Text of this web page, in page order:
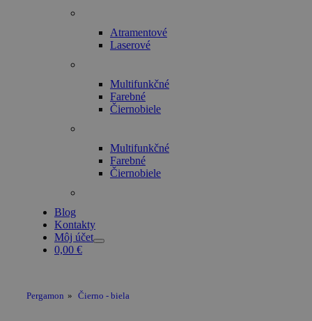
Atramentové
Laserové
Multifunkčné
Farebné
Čiernobiele
Multifunkčné
Farebné
Čiernobiele
Blog
Kontakty
Môj účet
0,00 €
Pergamon » Čierno - biela